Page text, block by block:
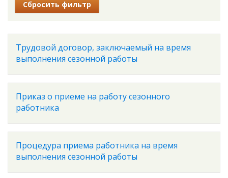
Сбросить фильтр
Трудовой договор, заключаемый на время
выполнения сезонной работы
Приказ о приеме на работу сезонного
работника
Процедура приема работника на время
выполнения сезонной работы